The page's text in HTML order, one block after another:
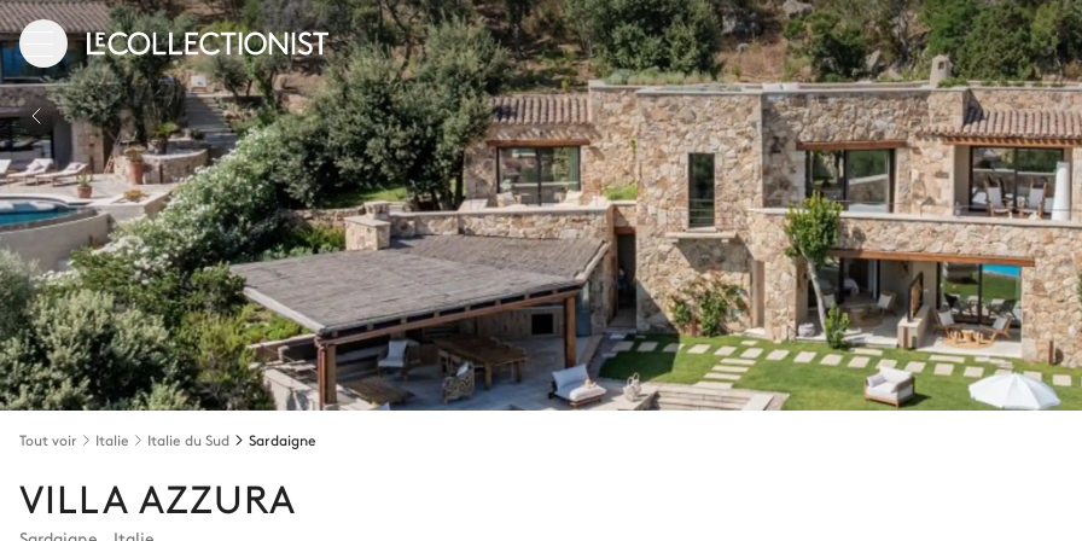
Tout voir Italie Italie du Sud Sardaigne
VILLA AZZURA